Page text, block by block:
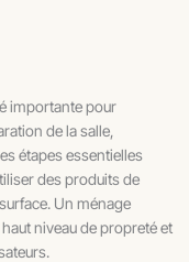
importante pour
de la salle,
étapes essentielles
des produits de
Un ménage
niveau de propreté et